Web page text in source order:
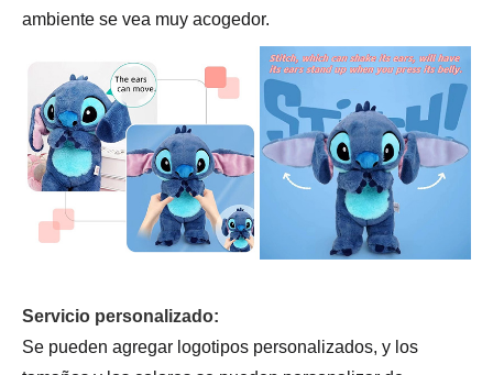
ambiente se vea muy acogedor.
Servicio personalizado:
Se pueden agregar logotipos personalizados, y los